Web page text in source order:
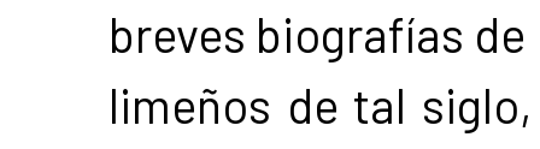
breves biografías
limeños de tal